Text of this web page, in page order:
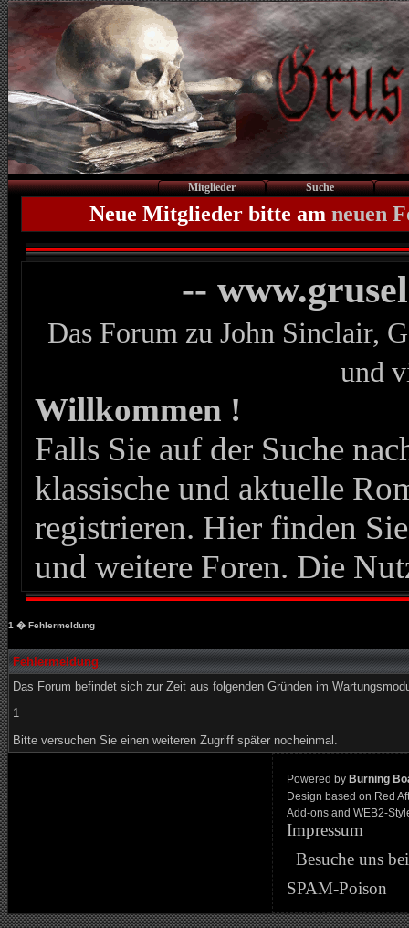
Mitglieder Suche
Neue Mitglieder bitte am neuen
--
Das Forum zu John Sinclair,
und
Willkommen !
Falls Sie auf der Suche
klassische und aktuelle
registrieren. Hier finden
und weitere Foren. Die
1 � Fehlermeldung
Fehlermeldung
Das Forum befindet sich zur Zeit aus folgenden Gründen im
1
Bitte versuchen Sie einen weiteren Zugriff später nocheinmal.
Powered by Burning
Design based on Red
Add-ons and WEB2-
Impressum
Besuche uns
SPAM-Poison